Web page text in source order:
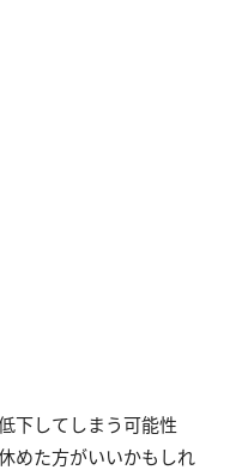
下してしまう可能性
めた方がいいかもしれ